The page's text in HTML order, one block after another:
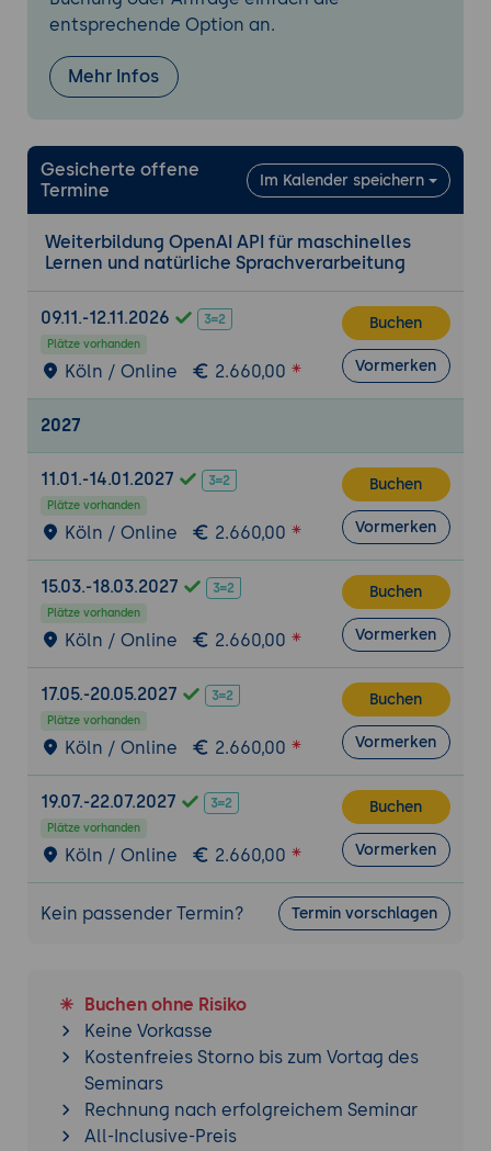
Tools für automatische Textklassifikation.
Fortgeschrittene Themen und praktische
Anwendungen
Geschwindigkeit.
Ethik und Verantwortung im Umgang mit
der OpenAI API.
Anwendungsbeispiele: Integration der API
Praktische Projektarbeit: Entwicklung
einer maßgeschneiderten Anwendung.
Präsentation der Projektergebnisse und
entsprechende Option an.
Mehr Infos
Gesicherte offene
Termine
Im Kalender speichern
Weiterbildung OpenAI API für maschinelles
Lernen und natürliche Sprachverarbeitung
09.11.-12.11.2026
Plätze vorhanden
Köln / Online 2.660,00
Buchen
Vormerken
2027
11.01.-14.01.2027
Plätze vorhanden
Köln / Online 2.660,00
Buchen
Vormerken
15.03.-18.03.2027
Plätze vorhanden
Köln / Online 2.660,00
Buchen
Vormerken
17.05.-20.05.2027
Plätze vorhanden
Köln / Online 2.660,00
Buchen
Vormerken
19.07.-22.07.2027
Plätze vorhanden
Köln / Online 2.660,00
Buchen
Vormerken
Kein passender Termin? Termin vorschlagen
Buchen ohne Risiko
Keine Vorkasse
Kostenfreies Storno bis zum Vortag des
Seminars
Rechnung nach erfolgreichem Seminar
All-Inclusive-Preis